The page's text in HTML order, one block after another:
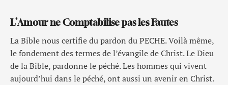
L’Amour ne Comptabilise pas les Fautes
La Bible nous certifie du pardon du PECHE. Voilà même,
le fondement des termes de l’évangile de Christ. Le Dieu
de la Bible, pardonne le péché. Les hommes qui vivent
aujourd’hui dans le péché, ont aussi un avenir en Christ.